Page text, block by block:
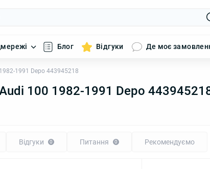
Блог Відгуки Де моє
1991 Depo 443945218
100 1982-1991 Depo
Відгуки 0 Питання 0 Рекомендуємо